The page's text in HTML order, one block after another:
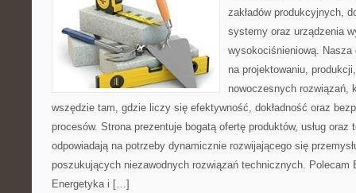
zakładów produkcyjnych,
systemy oraz urządzenia
wysokociśnieniową. Nasza
na projektowaniu,
nowoczesnych rozwiązań,
wszędzie tam, gdzie liczy się efektywność, dokładność oraz
procesów. Strona prezentuje bogatą ofertę produktów, usług oraz
odpowiadają na potrzeby dynamicznie rozwijającego się
poszukujących niezawodnych rozwiązań technicznych. Polecam
Energetyka i […]